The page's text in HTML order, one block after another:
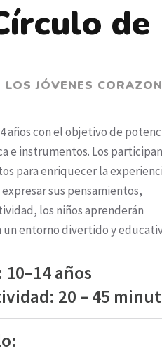
de
JÓVENES
años con el objetivo de
e instrumentos. Los
para enriquecer la
sus pensamientos,
los niños aprenderán
un entorno divertido y
años
20 – 45